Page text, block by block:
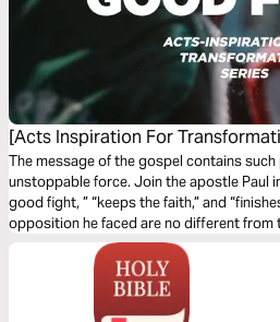
[Acts Inspiration For
The Good Fight
The message of the gospel contains
unstoppable force. Join the apostle Paul
good fight, ” “keeps the faith,” and
opposition he faced are no different from
Learn from him and be inspired to bring